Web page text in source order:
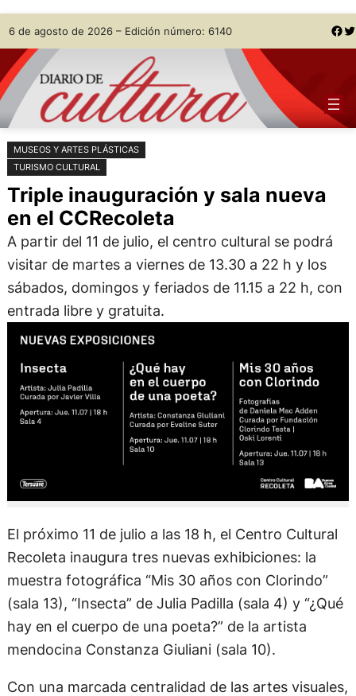
Saltar
al
contenido
Skip
to
content
6 de agosto de 2026 – Edición número: 6140 Facebook Twitter
MUSEOS Y ARTES PLÁSTICAS
TURISMO CULTURAL
Triple inauguración y sala nueva
en el CCRecoleta
A partir del 11 de julio, el centro cultural se podrá
visitar de martes a viernes de 13.30 a 22 h y los
sábados, domingos y feriados de 11.15 a 22 h, con
entrada libre y gratuita.
El próximo 11 de julio a las 18 h, el Centro Cultural
Recoleta inaugura tres nuevas exhibiciones: la
muestra fotográfica “Mis 30 años con Clorindo”
(sala 13), “Insecta” de Julia Padilla (sala 4) y “¿Qué
hay en el cuerpo de una poeta?” de la artista
mendocina Constanza Giuliani (sala 10).
Con una marcada centralidad de las artes visuales,